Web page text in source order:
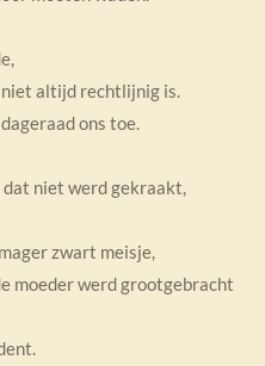
niet altijd rechtlijnig is.
ons toe.
niet werd gekraakt,
zwart meisje,
moeder werd grootgebracht